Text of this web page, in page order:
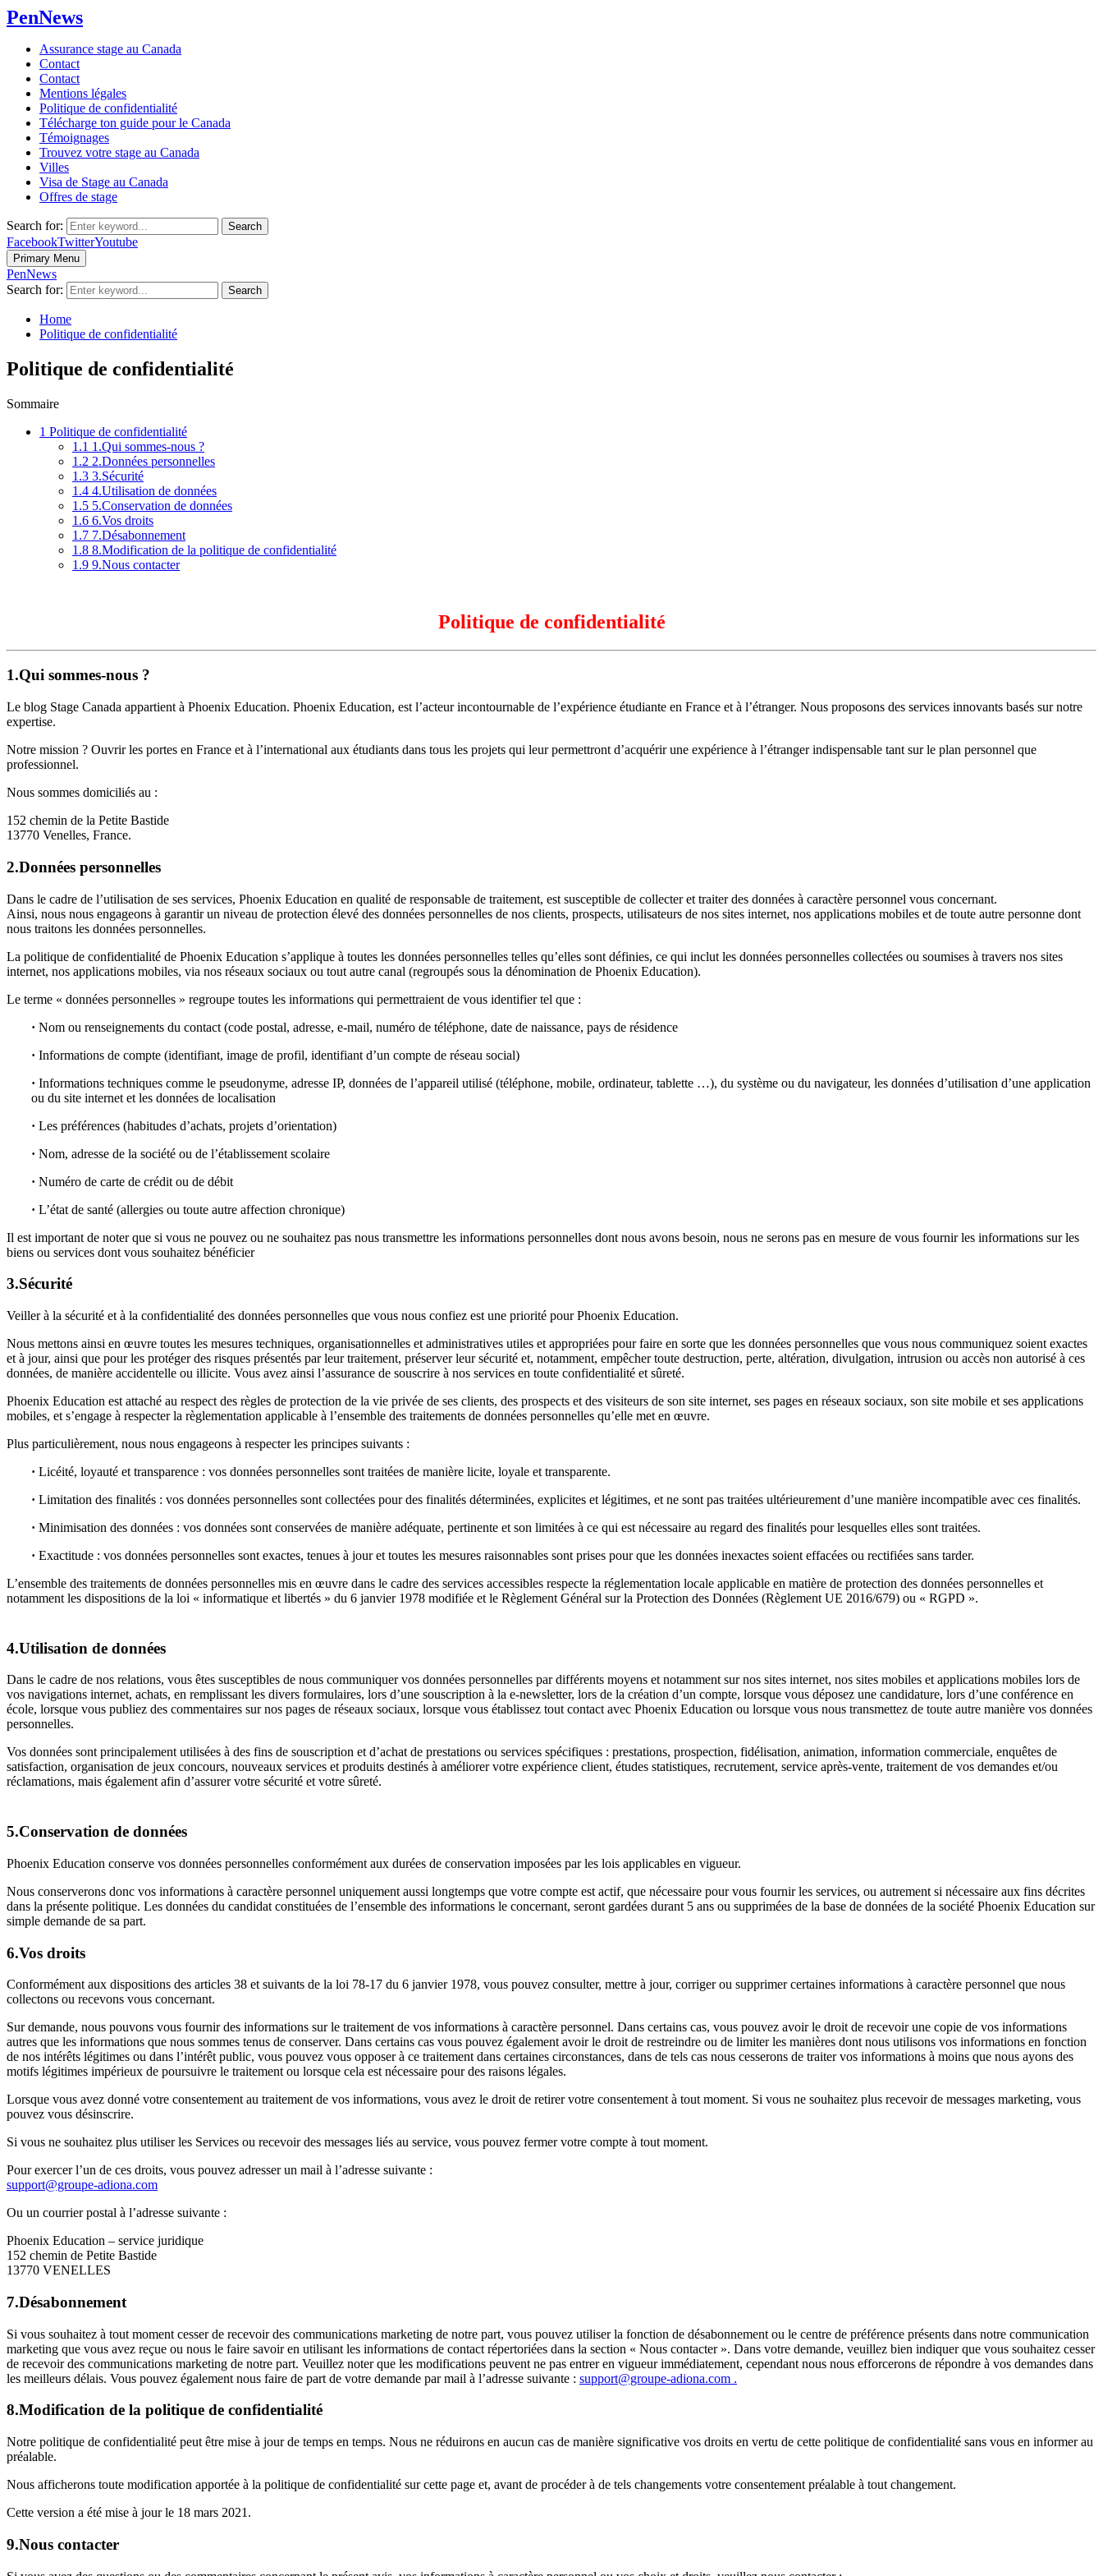
PenNews
Assurance stage au Canada
Contact
Contact
Mentions légales
Politique de confidentialité
Télécharge ton guide pour le Canada
Témoignages
Trouvez votre stage au Canada
Villes
Visa de Stage au Canada
Offres de stage
Search for: Search
FacebookTwitterYoutube
Primary Menu
PenNews
Search for:
Search
Home
Politique de confidentialité
Politique de confidentialité
Sommaire
1 Politique de confidentialité
1.1 1.Qui sommes-nous ?
1.2 2.Données personnelles
1.3 3.Sécurité
1.4 4.Utilisation de données
1.5 5.Conservation de données
1.6 6.Vos droits
1.7 7.Désabonnement
1.8 8.Modification de la politique de confidentialité
1.9 9.Nous contacter
Politique de confidentialité
1.Qui sommes-nous ?
Le blog Stage Canada appartient à Phoenix Education. Phoenix Education, est l’acteur incontournable de l’expérience étudiante en France et à l’étranger. Nous proposons des services innovants basés sur notre
expertise.
Notre mission ? Ouvrir les portes en France et à l’international aux étudiants dans tous les projets qui leur permettront d’acquérir une expérience à l’étranger indispensable tant sur le plan personnel que
professionnel.
Nous sommes domiciliés au :
152 chemin de la Petite Bastide
13770 Venelles, France.
2.Données personnelles
Dans le cadre de l’utilisation de ses services, Phoenix Education en qualité de responsable de traitement, est susceptible de collecter et traiter des données à caractère personnel vous concernant.
Ainsi, nous nous engageons à garantir un niveau de protection élevé des données personnelles de nos clients, prospects, utilisateurs de nos sites internet, nos applications mobiles et de toute autre personne dont
nous traitons les données personnelles.
La politique de confidentialité de Phoenix Education s’applique à toutes les données personnelles telles qu’elles sont définies, ce qui inclut les données personnelles collectées ou soumises à travers nos sites
internet, nos applications mobiles, via nos réseaux sociaux ou tout autre canal (regroupés sous la dénomination de Phoenix Education).
Le terme « données personnelles » regroupe toutes les informations qui permettraient de vous identifier tel que :
· Nom ou renseignements du contact (code postal, adresse, e-mail, numéro de téléphone, date de naissance, pays de résidence
· Informations de compte (identifiant, image de profil, identifiant d’un compte de réseau social)
· Informations techniques comme le pseudonyme, adresse IP, données de l’appareil utilisé (téléphone, mobile, ordinateur, tablette …), du système ou du navigateur, les données d’utilisation d’une application
ou du site internet et les données de localisation
· Les préférences (habitudes d’achats, projets d’orientation)
· Nom, adresse de la société ou de l’établissement scolaire
· Numéro de carte de crédit ou de débit
· L’état de santé (allergies ou toute autre affection chronique)
Il est important de noter que si vous ne pouvez ou ne souhaitez pas nous transmettre les informations personnelles dont nous avons besoin, nous ne serons pas en mesure de vous fournir les informations sur les
biens ou services dont vous souhaitez bénéficier
3.Sécurité
Veiller à la sécurité et à la confidentialité des données personnelles que vous nous confiez est une priorité pour Phoenix Education.
Nous mettons ainsi en œuvre toutes les mesures techniques, organisationnelles et administratives utiles et appropriées pour faire en sorte que les données personnelles que vous nous communiquez soient exactes
et à jour, ainsi que pour les protéger des risques présentés par leur traitement, préserver leur sécurité et, notamment, empêcher toute destruction, perte, altération, divulgation, intrusion ou accès non autorisé à ces
données, de manière accidentelle ou illicite. Vous avez ainsi l’assurance de souscrire à nos services en toute confidentialité et sûreté.
Phoenix Education est attaché au respect des règles de protection de la vie privée de ses clients, des prospects et des visiteurs de son site internet, ses pages en réseaux sociaux, son site mobile et ses applications
mobiles, et s’engage à respecter la règlementation applicable à l’ensemble des traitements de données personnelles qu’elle met en œuvre.
Plus particulièrement, nous nous engageons à respecter les principes suivants :
· Licéité, loyauté et transparence : vos données personnelles sont traitées de manière licite, loyale et transparente.
· Limitation des finalités : vos données personnelles sont collectées pour des finalités déterminées, explicites et légitimes, et ne sont pas traitées ultérieurement d’une manière incompatible avec ces finalités.
· Minimisation des données : vos données sont conservées de manière adéquate, pertinente et son limitées à ce qui est nécessaire au regard des finalités pour lesquelles elles sont traitées.
· Exactitude : vos données personnelles sont exactes, tenues à jour et toutes les mesures raisonnables sont prises pour que les données inexactes soient effacées ou rectifiées sans tarder.
L’ensemble des traitements de données personnelles mis en œuvre dans le cadre des services accessibles respecte la réglementation locale applicable en matière de protection des données personnelles et
notamment les dispositions de la loi « informatique et libertés » du 6 janvier 1978 modifiée et le Règlement Général sur la Protection des Données (Règlement UE 2016/679) ou « RGPD ».
4.Utilisation de données
Dans le cadre de nos relations, vous êtes susceptibles de nous communiquer vos données personnelles par différents moyens et notamment sur nos sites internet, nos sites mobiles et applications mobiles lors de
vos navigations internet, achats, en remplissant les divers formulaires, lors d’une souscription à la e-newsletter, lors de la création d’un compte, lorsque vous déposez une candidature, lors d’une conférence en
école, lorsque vous publiez des commentaires sur nos pages de réseaux sociaux, lorsque vous établissez tout contact avec Phoenix Education ou lorsque vous nous transmettez de toute autre manière vos données
personnelles.
Vos données sont principalement utilisées à des fins de souscription et d’achat de prestations ou services spécifiques : prestations, prospection, fidélisation, animation, information commerciale, enquêtes de
satisfaction, organisation de jeux concours, nouveaux services et produits destinés à améliorer votre expérience client, études statistiques, recrutement, service après-vente, traitement de vos demandes et/ou
réclamations, mais également afin d’assurer votre sécurité et votre sûreté.
5.Conservation de données
Phoenix Education conserve vos données personnelles conformément aux durées de conservation imposées par les lois applicables en vigueur.
Nous conserverons donc vos informations à caractère personnel uniquement aussi longtemps que votre compte est actif, que nécessaire pour vous fournir les services, ou autrement si nécessaire aux fins décrites
dans la présente politique. Les données du candidat constituées de l’ensemble des informations le concernant, seront gardées durant 5 ans ou supprimées de la base de données de la société Phoenix Education sur
simple demande de sa part.
6.Vos droits
Conformément aux dispositions des articles 38 et suivants de la loi 78-17 du 6 janvier 1978, vous pouvez consulter, mettre à jour, corriger ou supprimer certaines informations à caractère personnel que nous
collectons ou recevons vous concernant.
Sur demande, nous pouvons vous fournir des informations sur le traitement de vos informations à caractère personnel. Dans certains cas, vous pouvez avoir le droit de recevoir une copie de vos informations
autres que les informations que nous sommes tenus de conserver. Dans certains cas vous pouvez également avoir le droit de restreindre ou de limiter les manières dont nous utilisons vos informations en fonction
de nos intérêts légitimes ou dans l’intérêt public, vous pouvez vous opposer à ce traitement dans certaines circonstances, dans de tels cas nous cesserons de traiter vos informations à moins que nous ayons des
motifs légitimes impérieux de poursuivre le traitement ou lorsque cela est nécessaire pour des raisons légales.
Lorsque vous avez donné votre consentement au traitement de vos informations, vous avez le droit de retirer votre consentement à tout moment. Si vous ne souhaitez plus recevoir de messages marketing, vous
pouvez vous désinscrire.
Si vous ne souhaitez plus utiliser les Services ou recevoir des messages liés au service, vous pouvez fermer votre compte à tout moment.
Pour exercer l’un de ces droits, vous pouvez adresser un mail à l’adresse suivante :
support@groupe-adiona.com
Ou un courrier postal à l’adresse suivante :
Phoenix Education – service juridique
152 chemin de Petite Bastide
13770 VENELLES
7.Désabonnement
Si vous souhaitez à tout moment cesser de recevoir des communications marketing de notre part, vous pouvez utiliser la fonction de désabonnement ou le centre de préférence présents dans notre communication
marketing que vous avez reçue ou nous le faire savoir en utilisant les informations de contact répertoriées dans la section « Nous contacter ». Dans votre demande, veuillez bien indiquer que vous souhaitez cesser
de recevoir des communications marketing de notre part. Veuillez noter que les modifications peuvent ne pas entrer en vigueur immédiatement, cependant nous nous efforcerons de répondre à vos demandes dans
les meilleurs délais. Vous pouvez également nous faire de part de votre demande par mail à l’adresse suivante : support@groupe-adiona.com .
8.Modification de la politique de confidentialité
Notre politique de confidentialité peut être mise à jour de temps en temps. Nous ne réduirons en aucun cas de manière significative vos droits en vertu de cette politique de confidentialité sans vous en informer au
préalable.
Nous afficherons toute modification apportée à la politique de confidentialité sur cette page et, avant de procéder à de tels changements votre consentement préalable à tout changement.
Cette version a été mise à jour le 18 mars 2021.
9.Nous contacter